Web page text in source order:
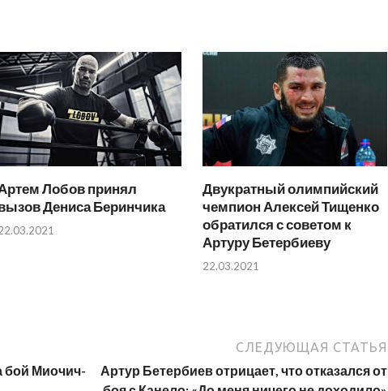
Лобов принял
Дениса Беринчика
Двукратный олимпийский
чемпион Алексей Тищенко
обратился с советом к
Артуру Бетербиеву
22.03.2021
бой Миочич-
СЛЕДУЮЩАЯ СТАТЬЯ
Артур Бетербиев отрицает, что отказался от